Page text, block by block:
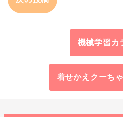
機械学習カ
着せかえクーち